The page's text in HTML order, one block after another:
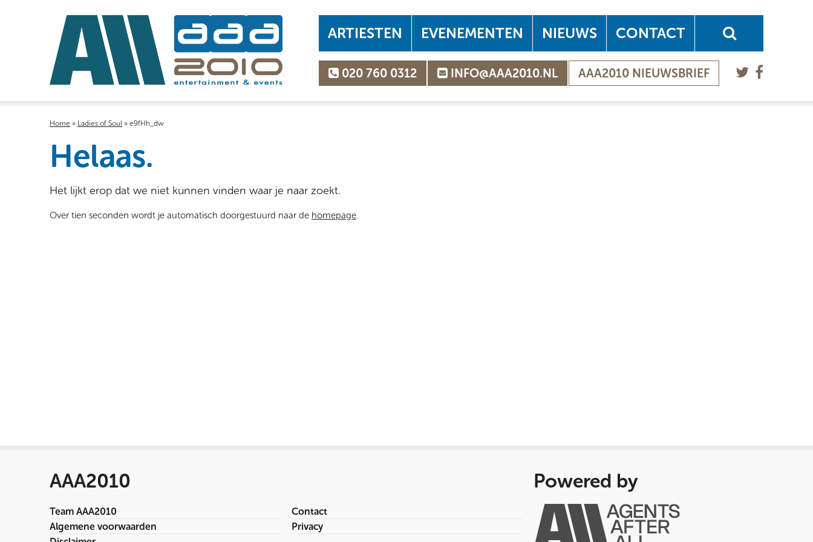
ARTIESTEN EVENEMENTEN NIEUWS CONTACT
020 760 0312 INFO@AAA2010.NL AAA2010 NIEUWSBRIEF
Home » Ladies of Soul » e9fHh_dw
Helaas.
Het lijkt erop dat we niet kunnen vinden waar je naar zoekt.
Over tien seconden wordt je automatisch doorgestuurd naar de homepage.
AAA2010
Team AAA2010
Contact
Algemene voorwaarden
Privacy
Powered by